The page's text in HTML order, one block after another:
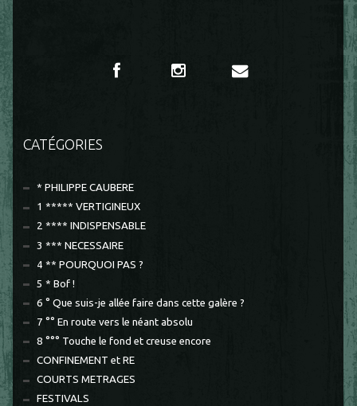
CATÉGORIES
* PHILIPPE CAUBERE
1 ***** VERTIGINEUX
2 **** INDISPENSABLE
3 *** NECESSAIRE
4 ** POURQUOI PAS ?
5 * Bof !
6 ° Que suis-je allée faire dans cette galère ?
7 °° En route vers le néant absolu
8 °°° Touche le fond et creuse encore
CONFINEMENT et RE
COURTS METRAGES
FESTIVALS